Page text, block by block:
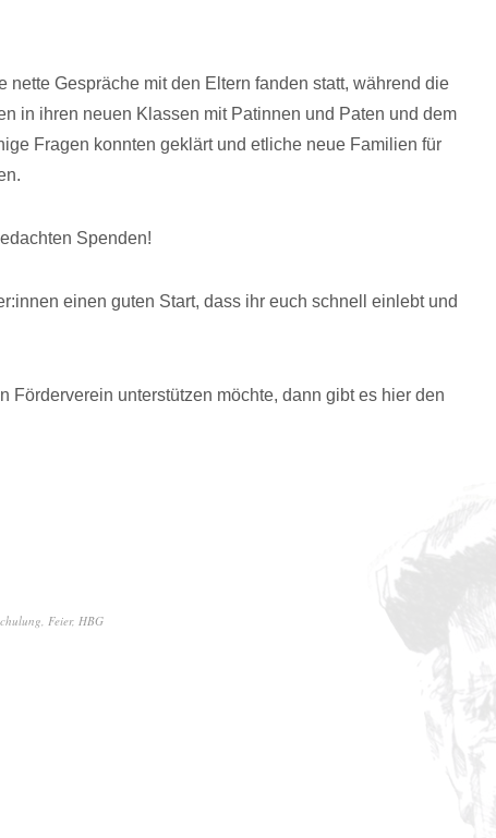
nette Gespräche mit den Eltern fanden statt, während die
in ihren neuen Klassen mit Patinnen und Paten und dem
Fragen konnten geklärt und etliche neue Familien für
Spenden!
einen guten Start, dass ihr euch schnell einlebt und
Förderverein unterstützen möchte, dann gibt es hier den
, Feier, HBG